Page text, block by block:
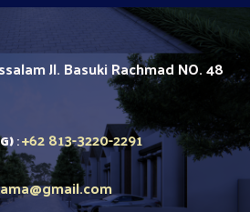
Jl. Basuki Rachmad NO. 48
:+62 813-3220-2291
@gmail.com